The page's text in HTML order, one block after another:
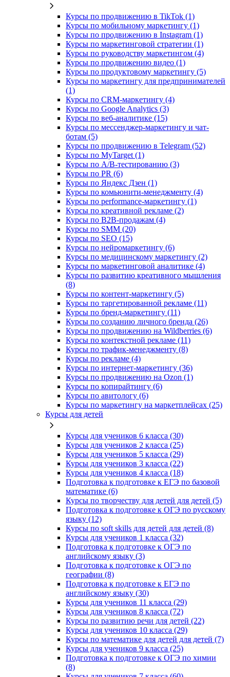
Курсы по продвижению в TikTok (1)
Курсы по мобильному маркетингу (1)
Курсы по продвижению в Instagram (1)
Курсы по маркетинговой стратегии (1)
Курсы по руководству маркетингом (4)
Курсы по продвижению видео (1)
Курсы по продуктовому маркетингу (5)
Курсы по маркетингу для предпринимателей
(1)
Курсы по CRM-маркетингу (4)
Курсы по Google Analytics (3)
Курсы по веб-аналитике (15)
Курсы по мессенджер-маркетингу и чат-
ботам (5)
Курсы по продвижению в Telegram (52)
Курсы по MyTarget (1)
Курсы по A/B-тестированию (3)
Курсы по PR (6)
Курсы по Яндекс Дзен (1)
Курсы по комьюнити-менеджменту (4)
Курсы по performance-маркетингу (1)
Курсы по креативной рекламе (2)
Курсы по B2B-продажам (4)
Курсы по SMM (20)
Курсы по SEO (15)
Курсы по нейромаркетингу (6)
Курсы по медицинскому маркетингу (2)
Курсы по маркетинговой аналитике (4)
Курсы по развитию креативного мышления
(8)
Курсы по контент-маркетингу (5)
Курсы по таргетированной рекламе (11)
Курсы по бренд-маркетингу (11)
Курсы по созданию личного бренда (26)
Курсы по продвижению на Wildberries (6)
Курсы по контекстной рекламе (11)
Курсы по трафик-менеджменту (8)
Курсы по рекламе (4)
Курсы по интернет-маркетингу (36)
Курсы по продвижению на Ozon (1)
Курсы по копирайтингу (6)
Курсы по авитологу (6)
Курсы по маркетингу на маркетплейсах (25)
Курсы для детей
Курсы для учеников 6 класса (30)
Курсы для учеников 2 класса (25)
Курсы для учеников 5 класса (29)
Курсы для учеников 3 класса (22)
Курсы для учеников 4 класса (18)
Подготовка к подготовке к ЕГЭ по базовой
математике (6)
Курсы по творчеству для детей для детей (5)
Подготовка к подготовке к ОГЭ по русскому
языку (12)
Курсы по soft skills для детей для детей (8)
Курсы для учеников 1 класса (32)
Подготовка к подготовке к ОГЭ по
английскому языку (3)
Подготовка к подготовке к ОГЭ по
географии (8)
Подготовка к подготовке к ЕГЭ по
английскому языку (30)
Курсы для учеников 11 класса (29)
Курсы для учеников 8 класса (72)
Курсы по развитию речи для детей (22)
Курсы для учеников 10 класса (29)
Курсы по математике для детей для детей (7)
Курсы для учеников 9 класса (25)
Подготовка к подготовке к ОГЭ по химии
(8)